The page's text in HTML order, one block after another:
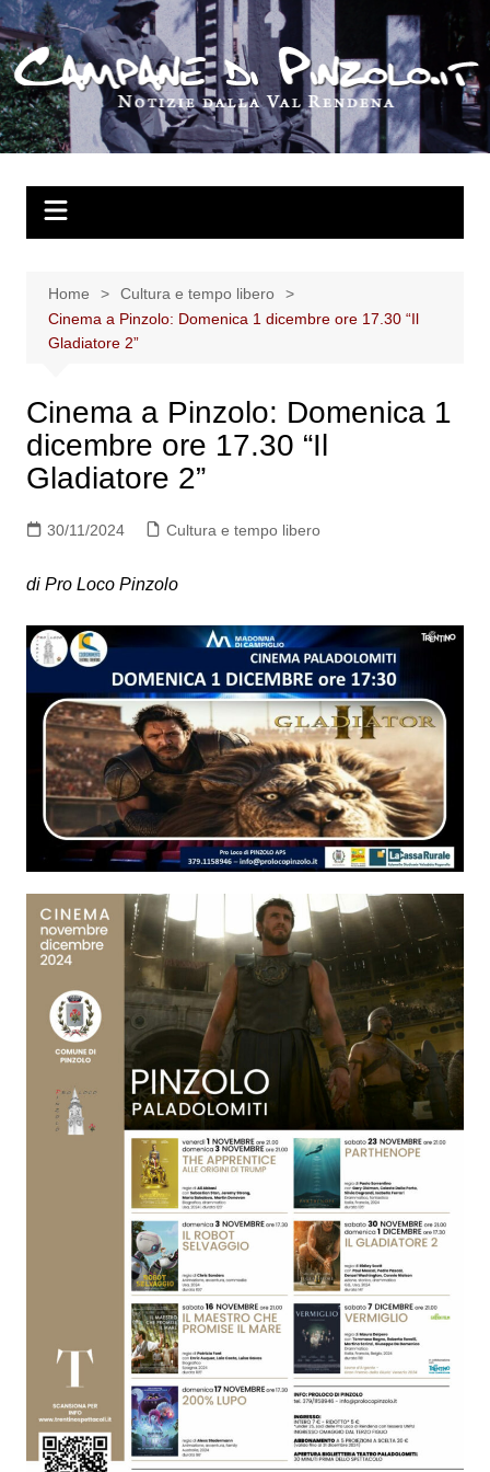
Salta
al
contenuto
Home
Cultura e tempo libero
Cinema a Pinzolo: Domenica 1 dicembre ore 17.30 “Il
Gladiatore 2”
Cinema a Pinzolo: Domenica 1
dicembre ore 17.30 “Il
Gladiatore 2”
30/11/2024 Cultura e tempo libero
di Pro Loco Pinzolo